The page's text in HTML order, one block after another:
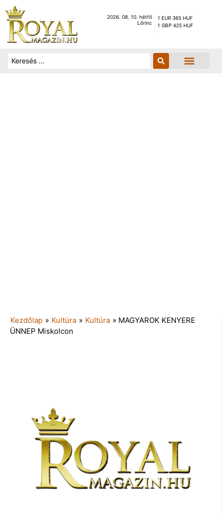
2026. 08. 10. hétfő
Lőrinc
1 EUR 365 HUF
1 GBP 425 HUF
Kezdőlap » Kultúra » Kultúra » MAGYAROK KENYERE
ÜNNEP Miskolcon